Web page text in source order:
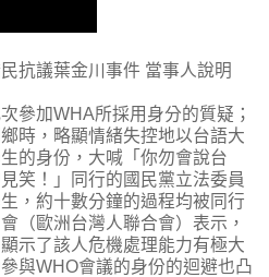
抗議葉金川事件 當事人說明
參加WHA所採用身分的質疑；
時，略顯情緒失控地以台語大
的身份，大喊「你勿會說台
笑！」同行的國民黨立法委員
，約十數分鐘的過程均被同行
（歐洲台灣人聯合會）表示，
示了該人危機處理能力有極大
與WHO會議的身份的迴避也凸